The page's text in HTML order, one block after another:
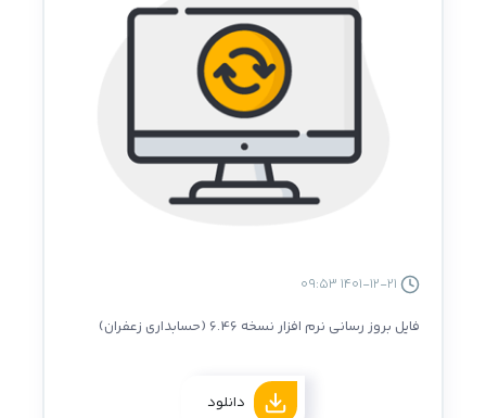
فایل بروز رسانی نرم افزار نسخه 6.46 (حسابداری زعفران)
دانلود